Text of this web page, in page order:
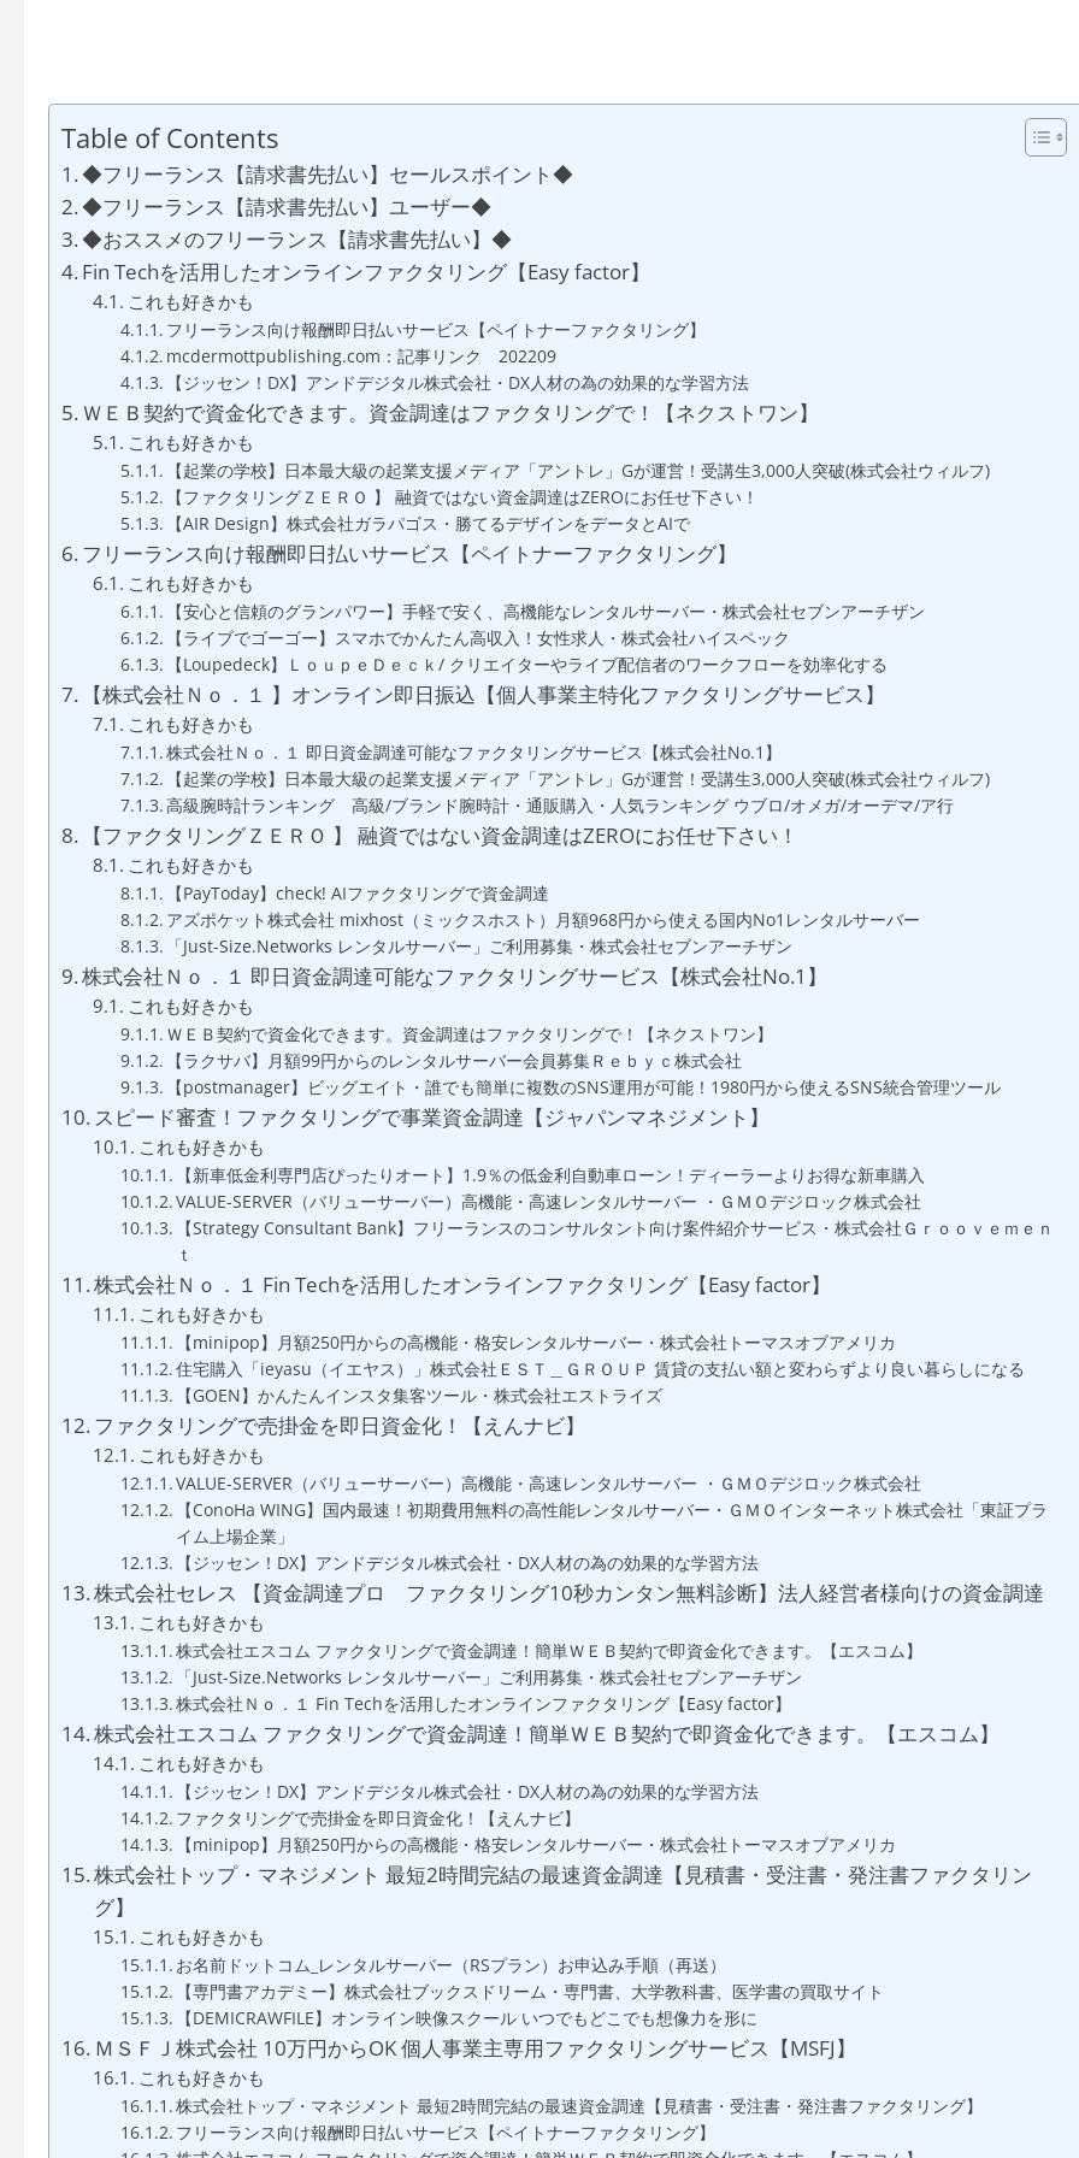
Table of Contents
◆フリーランス【請求書先払い】セールスポイント◆
◆フリーランス【請求書先払い】ユーザー◆
◆おススメのフリーランス【請求書先払い】◆
Fin Techを活用したオンラインファクタリング【Easy factor】
これも好きかも
フリーランス向け報酬即日払いサービス【ペイトナーファクタリング】
mcdermottpublishing.com：記事リンク 202209
【ジッセン！DX】アンドデジタル株式会社・DX人材の為の効果的な学習方法
ＷＥＢ契約で資金化できます。資金調達はファクタリングで！【ネクストワン】
これも好きかも
【起業の学校】日本最大級の起業支援メディア「アントレ」Gが運営！受講生3,000人突破(株式会社ウィルフ)
【ファクタリングＺＥＲＯ 】 融資ではない資金調達はZEROにお任せ下さい！
【AIR Design】株式会社ガラパゴス・勝てるデザインをデータとAIで
フリーランス向け報酬即日払いサービス【ペイトナーファクタリング】
これも好きかも
【安心と信頼のグランパワー】手軽で安く、高機能なレンタルサーバー・株式会社セブンアーチザン
【ライブでゴーゴー】スマホでかんたん高収入！女性求人・株式会社ハイスペック
【Loupedeck】ＬｏｕｐｅＤｅｃｋ/ クリエイターやライブ配信者のワークフローを効率化する
【株式会社Ｎｏ．１ 】オンライン即日振込【個人事業主特化ファクタリングサービス】
これも好きかも
株式会社Ｎｏ．１ 即日資金調達可能なファクタリングサービス【株式会社No.1】
【起業の学校】日本最大級の起業支援メディア「アントレ」Gが運営！受講生3,000人突破(株式会社ウィルフ)
高級腕時計ランキング 高級/ブランド腕時計・通販購入・人気ランキング ウブロ/オメガ/オーデマ/ア行
【ファクタリングＺＥＲＯ 】 融資ではない資金調達はZEROにお任せ下さい！
これも好きかも
【PayToday】check! AIファクタリングで資金調達
アズポケット株式会社 mixhost（ミックスホスト）月額968円から使える国内No1レンタルサーバー
「Just-Size.Networks レンタルサーバー」ご利用募集・株式会社セブンアーチザン
株式会社Ｎｏ．１ 即日資金調達可能なファクタリングサービス【株式会社No.1】
これも好きかも
ＷＥＢ契約で資金化できます。資金調達はファクタリングで！【ネクストワン】
【ラクサバ】月額99円からのレンタルサーバー会員募集Ｒｅｂｙｃ株式会社
【postmanager】ビッグエイト・誰でも簡単に複数のSNS運用が可能！1980円から使えるSNS統合管理ツール
スピード審査！ファクタリングで事業資金調達【ジャパンマネジメント】
これも好きかも
【新車低金利専門店ぴったりオート】1.9％の低金利自動車ローン！ディーラーよりお得な新車購入
VALUE-SERVER（バリューサーバー）高機能・高速レンタルサーバー ・ＧＭＯデジロック株式会社
【Strategy Consultant Bank】フリーランスのコンサルタント向け案件紹介サービス・株式会社Ｇｒｏｏｖｅｍｅｎ
ｔ
株式会社Ｎｏ．１ Fin Techを活用したオンラインファクタリング【Easy factor】
これも好きかも
【minipop】月額250円からの高機能・格安レンタルサーバー・株式会社トーマスオブアメリカ
住宅購入「ieyasu（イエヤス）」株式会社ＥＳＴ＿ＧＲＯＵＰ 賃貸の支払い額と変わらずより良い暮らしになる
【GOEN】かんたんインスタ集客ツール・株式会社エストライズ
ファクタリングで売掛金を即日資金化！【えんナビ】
これも好きかも
VALUE-SERVER（バリューサーバー）高機能・高速レンタルサーバー ・ＧＭＯデジロック株式会社
【ConoHa WING】国内最速！初期費用無料の高性能レンタルサーバー・ＧＭＯインターネット株式会社「東証プラ
イム上場企業」
【ジッセン！DX】アンドデジタル株式会社・DX人材の為の効果的な学習方法
株式会社セレス 【資金調達プロ ファクタリング10秒カンタン無料診断】法人経営者様向けの資金調達
これも好きかも
株式会社エスコム ファクタリングで資金調達！簡単ＷＥＢ契約で即資金化できます。【エスコム】
「Just-Size.Networks レンタルサーバー」ご利用募集・株式会社セブンアーチザン
株式会社Ｎｏ．１ Fin Techを活用したオンラインファクタリング【Easy factor】
株式会社エスコム ファクタリングで資金調達！簡単ＷＥＢ契約で即資金化できます。【エスコム】
これも好きかも
【ジッセン！DX】アンドデジタル株式会社・DX人材の為の効果的な学習方法
ファクタリングで売掛金を即日資金化！【えんナビ】
【minipop】月額250円からの高機能・格安レンタルサーバー・株式会社トーマスオブアメリカ
株式会社トップ・マネジメント 最短2時間完結の最速資金調達【見積書・受注書・発注書ファクタリン
グ】
これも好きかも
お名前ドットコム_レンタルサーバー（RSプラン）お申込み手順（再送）
【専門書アカデミー】株式会社ブックスドリーム・専門書、大学教科書、医学書の買取サイト
【DEMICRAWFILE】オンライン映像スクール いつでもどこでも想像力を形に
ＭＳＦＪ株式会社 10万円からOK 個人事業主専用ファクタリングサービス【MSFJ】
これも好きかも
株式会社トップ・マネジメント 最短2時間完結の最速資金調達【見積書・受注書・発注書ファクタリング】
フリーランス向け報酬即日払いサービス【ペイトナーファクタリング】